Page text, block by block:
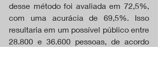
desse método foi avaliada em 72,5%,
com uma acurácia de 69,5%. Isso
resultaria em um possível público entre
28.800 e 36.600 pessoas, de acordo